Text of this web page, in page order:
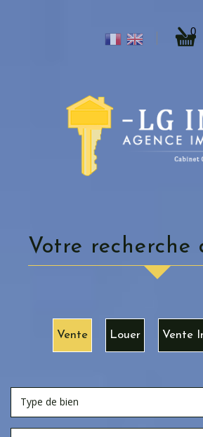
0
votre recherche
Vente Louer Vente
Type de bien